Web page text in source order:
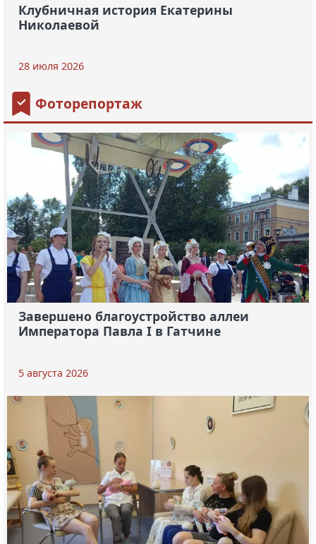
Клубничная история Екатерины
Николаевой
28 июля 2026
Фоторепортаж
Завершено благоустройство аллеи
Императора Павла I в Гатчине
5 августа 2026